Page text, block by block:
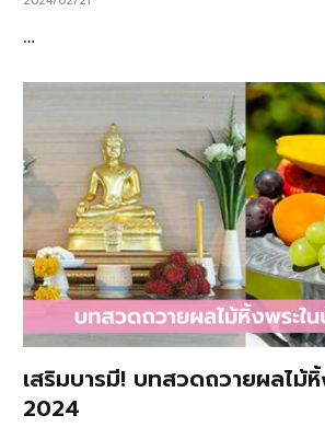
…
เสริมบารมี! บทสวดถวายผลไม้หิ้
2024